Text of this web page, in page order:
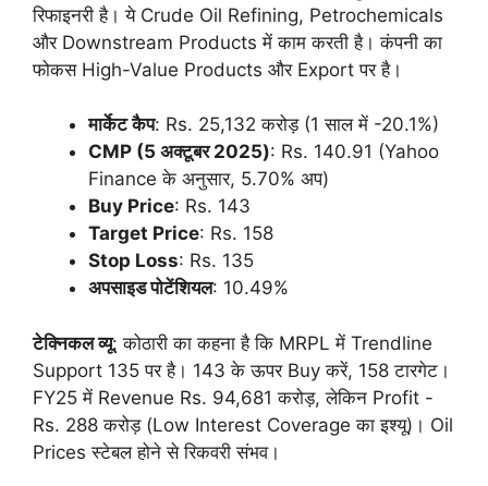
रिफाइनरी है। ये Crude Oil Refining, Petrochemicals
और Downstream Products में काम करती है। कंपनी का
फोकस High-Value Products और Export पर है।
मार्केट कैप: Rs. 25,132 करोड़ (1 साल में -20.1%)
CMP (5 अक्टूबर 2025): Rs. 140.91 (Yahoo
Finance के अनुसार, 5.70% अप)
Buy Price: Rs. 143
Target Price: Rs. 158
Stop Loss: Rs. 135
अपसाइड पोटेंशियल: 10.49%
टेक्निकल व्यू: कोठारी का कहना है कि MRPL में Trendline
Support 135 पर है। 143 के ऊपर Buy करें, 158 टारगेट।
FY25 में Revenue Rs. 94,681 करोड़, लेकिन Profit -
Rs. 288 करोड़ (Low Interest Coverage का इश्यू)। Oil
Prices स्टेबल होने से रिकवरी संभव।